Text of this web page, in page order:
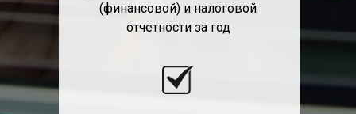
(финансовой) и налоговой
отчетности за год